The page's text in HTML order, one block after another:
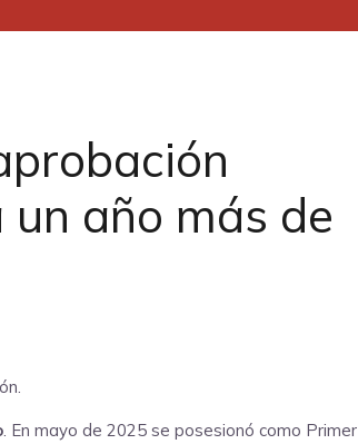
año más de
. En mayo de 2025 se posesionó como Primer